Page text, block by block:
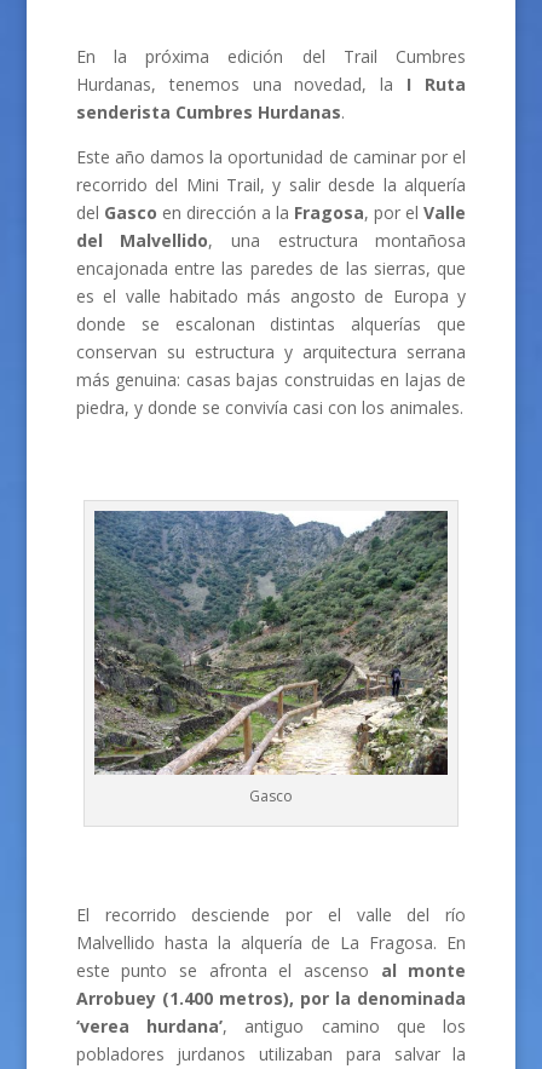
En la próxima edición del Trail Cumbres
Hurdanas, tenemos una novedad, la I Ruta
senderista Cumbres Hurdanas.
Este año damos la oportunidad de caminar por el
recorrido del Mini Trail, y salir desde la alquería
del Gasco en dirección a la Fragosa, por elValle
del Malvellido, una estructura montañosa
encajonada entre las paredes de las sierras, que
es el valle habitado más angosto de Europa y
donde se escalonan distintas alquerías que
conservan su estructura y arquitectura serrana
más genuina: casas bajas construidas en lajas de
piedra, y donde se convivía casi con los animales.
Gasco
El recorrido desciende por el valle del río
Malvellido hasta la alquería de La Fragosa. En
este punto se afronta el ascenso al monte
Arrobuey (1.400 metros), por la denominada
‘verea hurdana’, antiguo camino que los
pobladores jurdanos utilizaban para salvar la